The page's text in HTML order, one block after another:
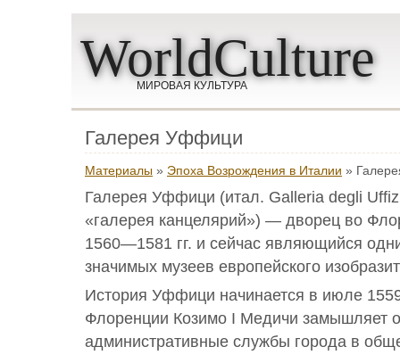
WorldCulture
МИРОВАЯ КУЛЬТУРА
Галерея Уффици
Материалы » Эпоха Возрождения в Италии »
Галерея Уффици (итал. Galleria degli
«галерея канцелярий») — дворец во
1560—1581 гг. и сейчас являющийся
значимых музеев европейского
История Уффици начинается в июле 1559
Флоренции Козимо I Медичи замышляет
административные службы города в